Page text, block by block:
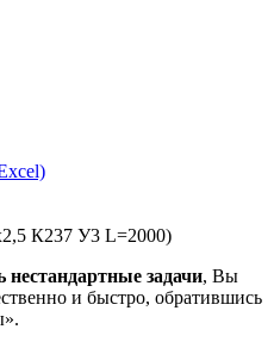
К237 У3 L=2000)
задачи, Вы
и быстро, обратившись